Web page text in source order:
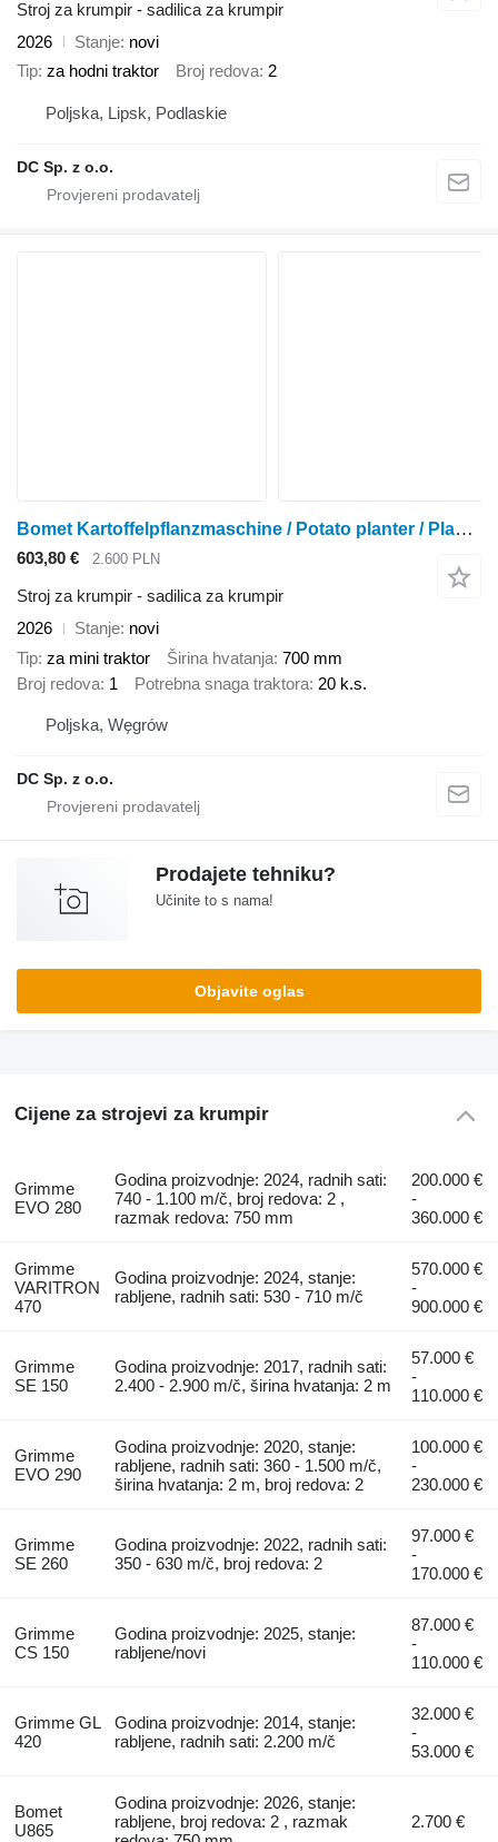
Stroj za krumpir - sadilica za krumpir
2026
Stanje novi
Tip za hodni traktor Broj redova 2
Poljska, Lipsk, Podlaskie
DC Sp. z o.o.
Bomet Kartoffelpflanzmaschine / Potato planter / Planteuse / Sadzarka
603,80 € 2.600 PLN
Stroj za krumpir - sadilica za krumpir
2026
Stanje novi
Tip za mini traktor Širina hvatanja 700 mm
Broj redova 1 Potrebna snaga traktora 20 k.s.
Poljska, Węgrów
DC Sp. z o.o.
Prodajete tehniku?
Učinite to s nama!
Objavite oglas
Cijene za strojevi za krumpir
Grimme
EVO 280
Godina proizvodnje: 2024, radnih sati:
740 - 1.100 m/č, broj redova: 2 ,
razmak redova: 750 mm
200.000 €
-
360.000 €
Grimme
VARITRON
470
Godina proizvodnje: 2024, stanje:
rabljene, radnih sati: 530 - 710 m/č
570.000 €
-
900.000 €
Grimme
SE 150
Godina proizvodnje: 2017, radnih sati:
2.400 - 2.900 m/č, širina hvatanja: 2 m
57.000 €
-
110.000 €
Grimme
EVO 290
Godina proizvodnje: 2020, stanje:
rabljene, radnih sati: 360 - 1.500 m/č,
širina hvatanja: 2 m, broj redova: 2
100.000 €
-
230.000 €
Grimme
SE 260
Godina proizvodnje: 2022, radnih sati:
350 - 630 m/č, broj redova: 2
97.000 €
-
170.000 €
Grimme
CS 150
Godina proizvodnje: 2025, stanje:
rabljene/novi
87.000 €
-
110.000 €
Grimme GL
420
Godina proizvodnje: 2014, stanje:
rabljene, radnih sati: 2.200 m/č
32.000 €
-
53.000 €
Bomet
U865
Godina proizvodnje: 2026, stanje:
rabljene, broj redova: 2 , razmak
2.700 €